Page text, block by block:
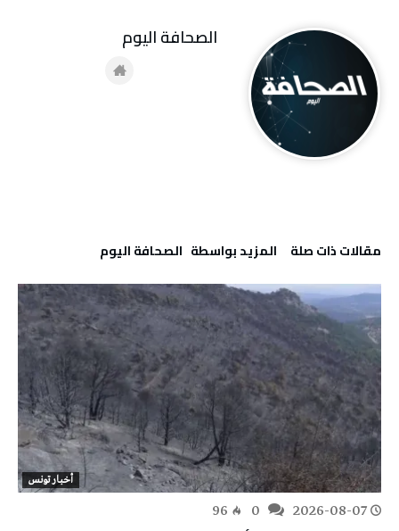
‫مقالات ذات صلة‬ ‫‫المزيد بواسطة‬ ‬ ‭ ‬الصحافة‭ ‬اليوم
أخبار تونس
2026-08-07
96